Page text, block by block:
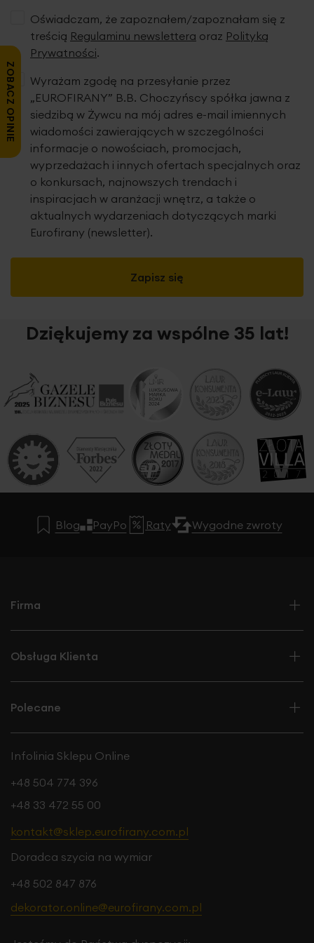
poszwę na kołdrę: 140 x 200 cm - 1 szt.
poszewkę na poduszkę: 70 x 80 cm - 1 szt.
bawełniana
gramatura: 115 g/m2
prać w temperaturze: 40o C
nie czyścić chemicznie
nie wybielać
Oświadczam, że zapoznałem/zapoznałam się z
treścią Regulaminu newslettera oraz Polityką
Prywatności.
Zapisz się
Wyrażam zgodę na przesyłanie przez
„EUROFIRANY” B.B. Choczyńscy spółka jawna z
siedzibą w Żywcu na mój adres e-mail imiennych
wiadomości zawierających w szczególności
informacje o nowościach, promocjach,
wyprzedażach i innych ofertach specjalnych oraz
o konkursach, najnowszych trendach i
inspiracjach w aranżacji wnętrz, a także o
aktualnych wydarzeniach dotyczących marki
Eurofirany (newsletter).
Dziękujemy za wspólne 35 lat!
Blog PayPo Raty Wygodne zwroty
Firma
Obsługa Klienta
Polecane
Infolinia Sklepu Online
+48 504 774 396
+48 33 472 55 00
kontakt@sklep.eurofirany.com.pl
Doradca szycia na wymiar
+48 502 847 876
dekorator.online@eurofirany.com.pl
ZOBACZ OPINIE